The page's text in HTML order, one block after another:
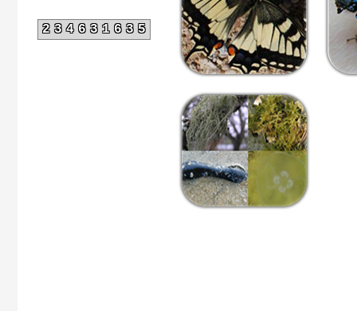
234631635